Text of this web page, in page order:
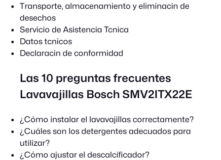
Transporte, almacenamiento y eliminacin de
desechos
Servicio de Asistencia Tcnica
Datos tcnicos
Declaracin de conformidad
Las 10 preguntas frecuentes
Lavavajillas Bosch SMV2ITX22E
¿Cómo instalar el lavavajillas correctamente?
¿Cuáles son los detergentes adecuados para
utilizar?
¿Cómo ajustar el descalcificador?